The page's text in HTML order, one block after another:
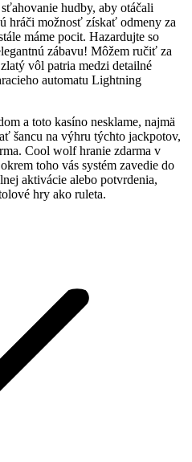
hudby, aby otáčali
hráči možnosť získať odmeny za
máme pocit. Hazardujte so
zábavu! Môžem ručiť za
vôl patria medzi detailné
automatu Lightning
a toto kasíno nesklame, najmä
šancu na výhru týchto jackpotov,
Cool wolf hranie zdarma v
toho vás systém zavedie do
aktivácie alebo potvrdenia,
hry ako ruleta.